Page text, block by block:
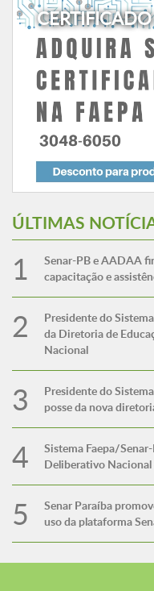
ÚLTIMAS
Senar-PB e AADAA
capacitação e
Presidente do
da Diretoria de
Nacional
Presidente do
posse da nova
Sistema Faepa/
Deliberativo Nacional
Senar Paraíba
uso da plataforma